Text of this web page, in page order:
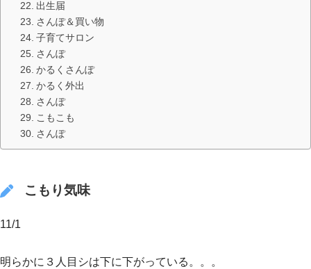
出生届
さんぽ＆買い物
子育てサロン
さんぽ
かるくさんぽ
かるく外出
さんぽ
こもこも
さんぽ
こもり気味
11/1
明らかに３人目シは下に下がっている。。。